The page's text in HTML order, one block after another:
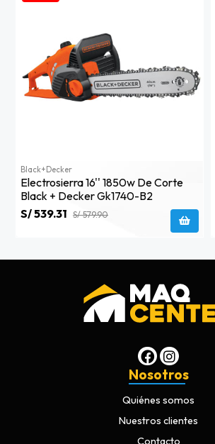
Black+decker
Electrosierra 16'' 1850w De Corte
Black + Decker Gk1740-B2
S/ 539.31 S/ 579.90
Nosotros
Quiénes somos
Nuestros clientes